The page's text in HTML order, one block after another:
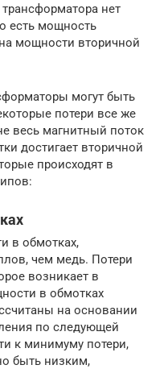
нет
есть мощность
мощности вторичной
могут быть
потери все же
весь магнитный поток
достигает вторичной
происходят в
в обмотках,
чем медь. Потери
возникает в
в обмотках
на основании
по следующей
к минимуму потери,
быть низким,